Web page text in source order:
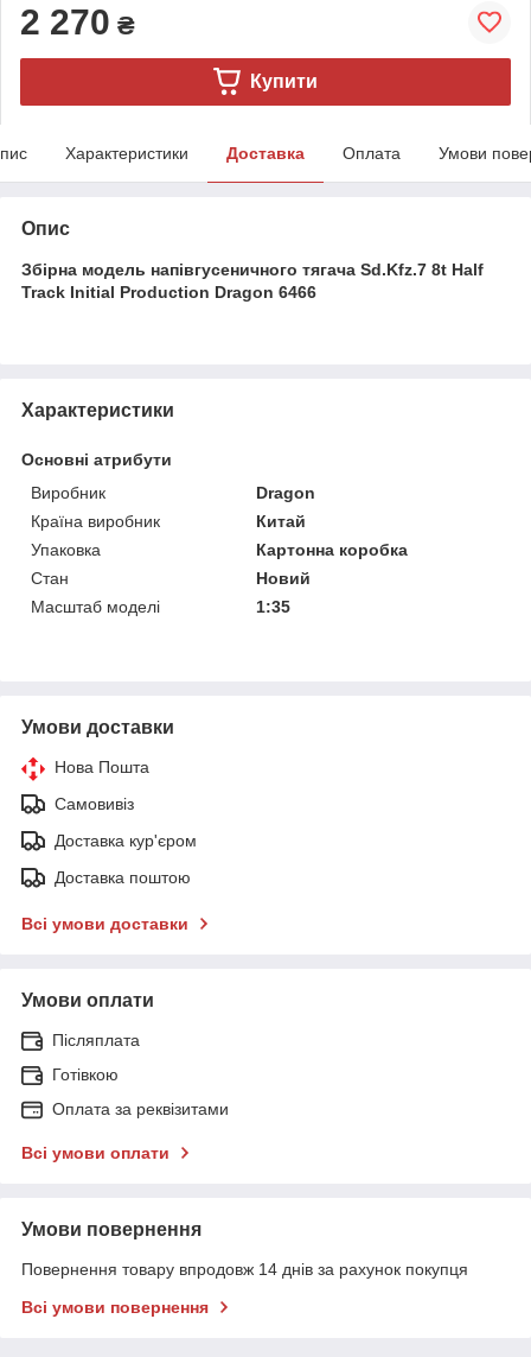
2 270 ₴
Купити
Характеристики Доставка Оплата Умови
Опис
Збірна модель напівгусеничного тягача Sd.Kfz.7 8t Half
Track Initial Production Dragon 6466
Характеристики
Основні атрибути
Виробник
Dragon
Країна виробник
Китай
Упаковка
Картонна коробка
Стан
Новий
Масштаб моделі
1:35
Умови доставки
Нова Пошта
Самовивіз
Доставка кур'єром
Доставка поштою
Всі умови доставки
Умови оплати
Післяплата
Готівкою
Оплата за реквізитами
Всі умови оплати
Умови повернення
Повернення товару впродовж 14 днів за рахунок покупця
Всі умови повернення